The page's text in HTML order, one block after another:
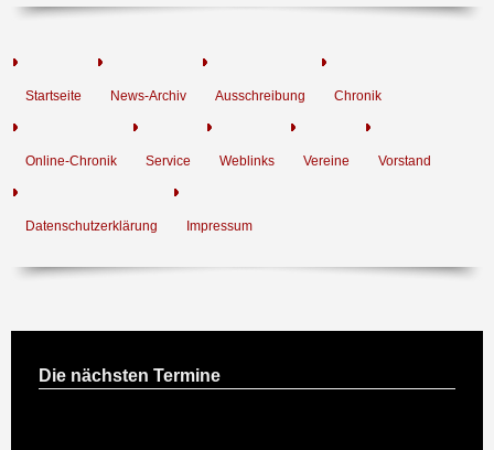
Startseite News-Archiv Ausschreibung Chronik
Online-Chronik Service Weblinks Vereine Vorstand
Datenschutzerklärung Impressum
Die nächsten Termine